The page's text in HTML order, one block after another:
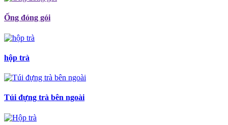
Ống đóng gói
hộp trà
Túi đựng trà bên ngoài